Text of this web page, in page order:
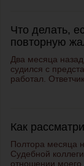
Что делать,
повторную
Два месяца назад
судился с
работал.
Как
Полтора месяца
Судебной
отношении